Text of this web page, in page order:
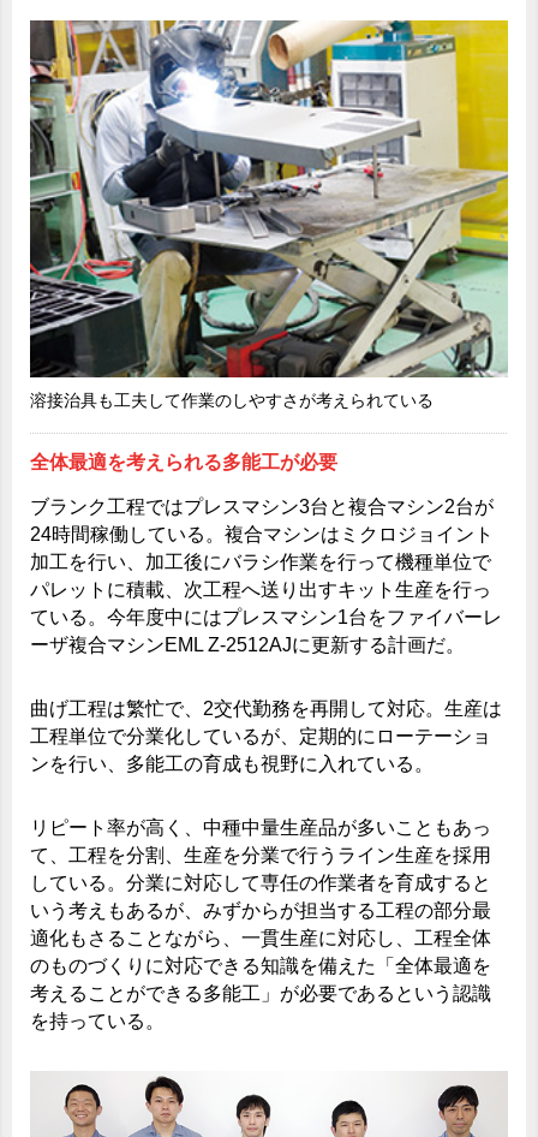
溶接治具も工夫して作業のしやすさが考えられている
全体最適を考えられる多能工が必要
ブランク工程ではプレスマシン3台と複合マシン2台が
24時間稼働している。複合マシンはミクロジョイント
加工を行い、加工後にバラシ作業を行って機種単位で
パレットに積載、次工程へ送り出すキット生産を行っ
ている。今年度中にはプレスマシン1台をファイバーレ
ーザ複合マシンEML Z-2512AJに更新する計画だ。
曲げ工程は繁忙で、2交代勤務を再開して対応。生産は
工程単位で分業化しているが、定期的にローテーショ
ンを行い、多能工の育成も視野に入れている。
リピート率が高く、中種中量生産品が多いこともあっ
て、工程を分割、生産を分業で行うライン生産を採用
している。分業に対応して専任の作業者を育成すると
いう考えもあるが、みずからが担当する工程の部分最
適化もさることながら、一貫生産に対応し、工程全体
のものづくりに対応できる知識を備えた「全体最適を
考えることができる多能工」が必要であるという認識
を持っている。